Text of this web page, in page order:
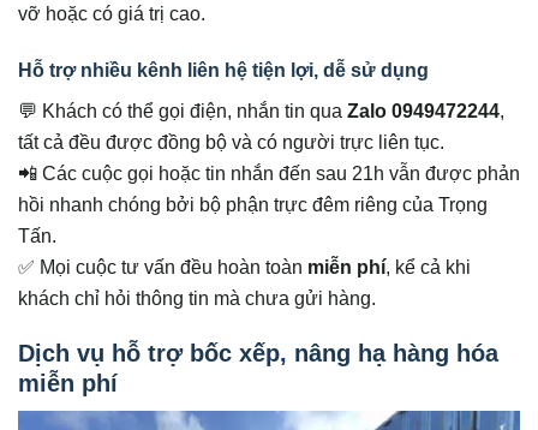
vỡ hoặc có giá trị cao.
Hỗ trợ nhiều kênh liên hệ tiện lợi, dễ sử dụng
💬 Khách có thể gọi điện, nhắn tin qua Zalo 0949472244,
tất cả đều được đồng bộ và có người trực liên tục.
📲 Các cuộc gọi hoặc tin nhắn đến sau 21h vẫn được phản
hồi nhanh chóng bởi bộ phận trực đêm riêng của Trọng
Tấn.
✅ Mọi cuộc tư vấn đều hoàn toàn miễn phí, kể cả khi
khách chỉ hỏi thông tin mà chưa gửi hàng.
Dịch vụ hỗ trợ bốc xếp, nâng hạ hàng hóa
miễn phí